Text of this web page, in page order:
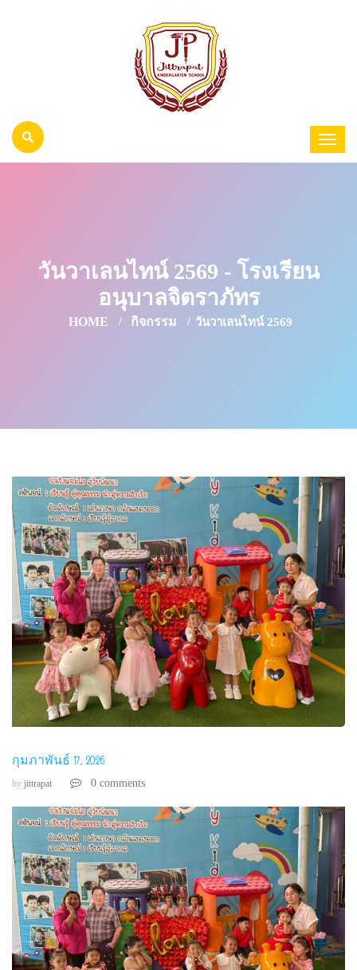
วันวาเลนไทน์ 2569 - โรงเรียน
อนุบาลจิตราภัทร
HOME กิจกรรม วันวาเลนไทน์ 2569
กุมภาพันธ์ 17, 2026
by jittrapat 0 comments